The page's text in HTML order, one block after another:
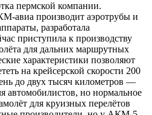
пермской компании.
авиа производит аэротрубы и
разработала
приступила к производству
для дальних маршрутных
характеристики позволяют
на крейсерской скорости 200
до двух тысяч километров —
автомобилистов, но нормальное
для круизных перелётов